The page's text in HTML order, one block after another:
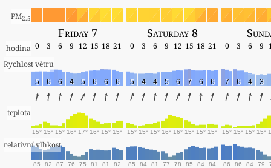
PM2.5
Friday 7 Saturday 8
hodina 0 3 6 9 12 15 18 21 0 3 6 9 12 15 18 21 0 3 6 9
Rychlost větru
5 6 6 4 5 6 6 6 5 4 4 5 6 7 6 6 7 6 4 3
teplota
15° 15° 15° 16° 17° 16° 15° 15° 15° 15° 15° 16° 16° 15° 15° 15° 15° 15° 15° 15°
relativní vlhkost
85 82 87 76 75 81 81 82 85 84 81 77 78 85 84 84 86 86 84 79